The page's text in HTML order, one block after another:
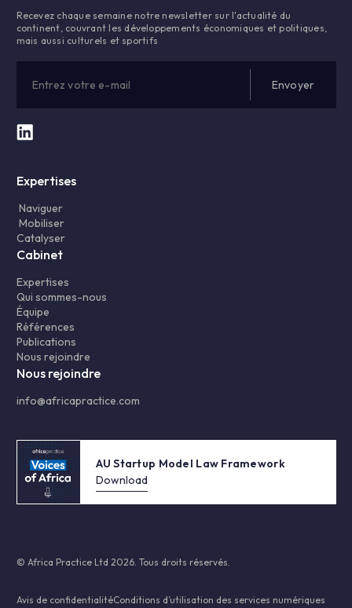
Recevez chaque semaine notre newsletter sur l'actualité du
continent, couvrant les développements économiques et politiques,
mais aussi culturels et sportifs
Expertises
Naviguer
Mobiliser
Catalyser
Cabinet
Expertises
Qui sommes-nous
Équipe
Références
Publications
Nous rejoindre
Nous rejoindre
info@africapractice.com
AU Startup Model Law Framework
Download
© Africa Practice Ltd 2026. Tous droits réservés.
Avis de confidentialitéConditions d’utilisation des services numériques